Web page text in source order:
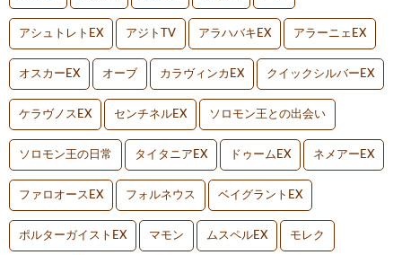
アシュトレトEX アジトTV アラハバキEX アラーニェEX
オスカーEX オーブ カラヴィンカEX クイックシルバーEX
ケラヴノスEX センチネルEX ソロモン王との出会い
ソロモン王の日常 タイタニアEX ドゥームEX ネメアーEX
ファロオースEX フォルネウス ベイグラントEX
ポルターガイストEX マモン ムスペルEX モレク